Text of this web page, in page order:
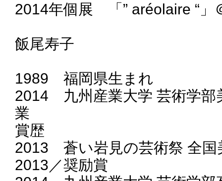
2014年個展 「” aréolaire “」
飯尾寿子
1989 福岡県生まれ
2014 九州産業大学 芸術学部
業
賞歴
2013 蒼い岩見の芸術祭 全国
2013／奨励賞